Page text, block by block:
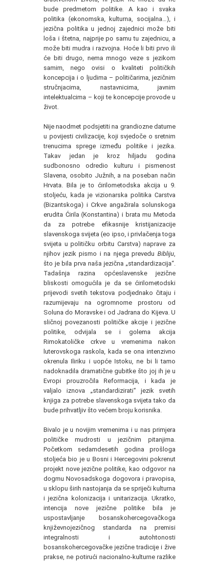
bude predmetom politike. A kao i svaka
politika (ekonomska, kulturna, socijalna…), i
jezična politika u jednoj zajednici može biti
loša i štetna, najprije po samu tu zajednicu, a
može biti mudra i razvojna. Hoće li biti prvo ili
će biti drugo, nema mnogo veze s jezikom
samim, nego ovisi o kvaliteti političkih
koncepcija i o ljudima – političarima, jezičnim
stručnjacima, nastavnicima, javnim
intelektualcima – koji te koncepcije provode u
život.
Nije naodmet podsjetiti na grandiozne datume
u povijesti civilizacije, koji svjedoče o sretnim
trenucima sprege između politike i jezika.
Takav jedan je kroz hiljadu godina
sudbonosno odredio kulturu i pismenost
Slavena, osobito Južnih, a na poseban način
Hrvata. Bila je to ćirilometodska akcija u 9.
stoljeću, kada je vizionarska politika Carstva
(Bizantskoga) i Crkve angažirala solunskoga
erudita Ćirila (Konstantina) i brata mu Metoda
da za potrebe efikasnije kristijanizacije
slavenskoga svijeta (eo ipso, i privlačenja toga
svijeta u političku orbitu Carstva) naprave za
njihov jezik pismo i na njega prevedu Bibliju
što je bila prva naša jezična „standardizacija“.
Tadašnja razina općeslavenske jezične
bliskosti omogućila je da se ćirilometodski
prijevodi svetih tekstova podjednako čitaju i
razumijevaju na ogromnome prostoru od
Soluna do Moravske i od Jadrana do Kijeva. U
sličnoj povezanosti političke akcije i jezične
politike, odvijala se i golema akcija
Rimokatoličke crkve u vremenima nakon
luterovskoga raskola, kada se ona intenzivno
okrenula Iliriku i uopće Istoku, ne bi li tamo
nadoknadila dramatične gubitke što joj ih je u
Evropi prouzročila Reformacija, i kada je
valjalo iznova „standardizirati“ jezik svetih
knjiga za potrebe slavenskoga svijeta tako da
bude prihvatljiv što većem broju korisnika.
Bivalo je u novijim vremenima i u nas primjera
političke mudrosti u jezičnim pitanjima.
Početkom sedamdesetih godina prošloga
stoljeća bio je u Bosni i Hercegovini pokrenut
projekt nove jezične politike, kao odgovor na
dogmu Novosadskoga dogovora i pravopisa,
u sklopu širih nastojanja da se spriječi kulturna
i jezična kolonizacija i unitarizacija. Ukratko,
intencija nove jezične politike bila je
uspostavljanje bosanskohercegovačkoga
književnojezičnog standarda na premisi
integralnosti i autohtonosti
bosanskohercegovačke jezične tradicije i žive
prakse, ne potirući nacionalno-kulturne razlike